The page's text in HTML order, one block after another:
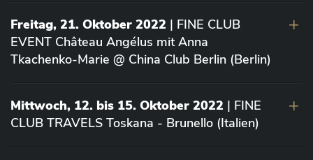
Freitag, 21. Oktober 2022 | FINE CLUB
EVENT Château Angélus mit Anna
Tkachenko-Marie @ China Club Berlin (Berlin)
Mittwoch, 12. bis 15. Oktober 2022 | FINE
CLUB TRAVELS Toskana - Brunello (Italien)